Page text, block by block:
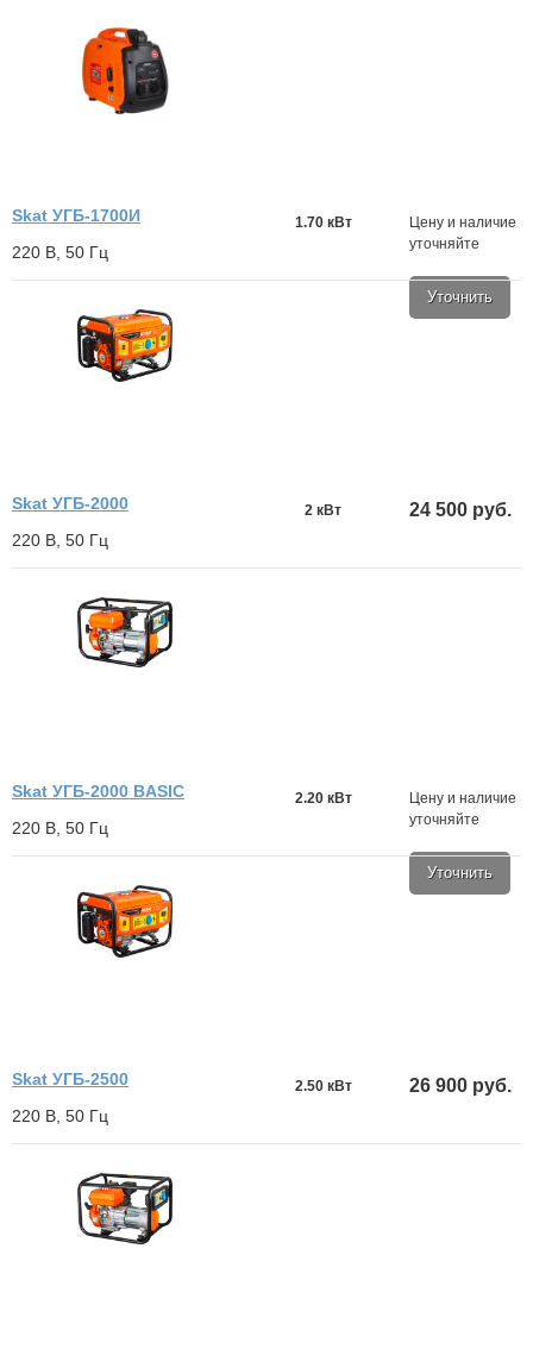
Skat УГБ-1700И
220 В, 50 Гц
Цену и наличие
уточняйте
Уточнить
1.70 кВт
Skat УГБ-2000
220 В, 50 Гц
24 500 руб.
2 кВт
Skat УГБ-2000 BASIC
220 В, 50 Гц
Цену и наличие
уточняйте
Уточнить
2.20 кВт
Skat УГБ-2500
220 В, 50 Гц
26 900 руб.
2.50 кВт